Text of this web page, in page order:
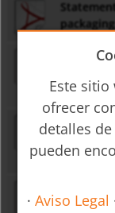
gem. VO
and steel
(EU) 833/
Este sitio
ofrecer
detalles
pueden
·Aviso Legal